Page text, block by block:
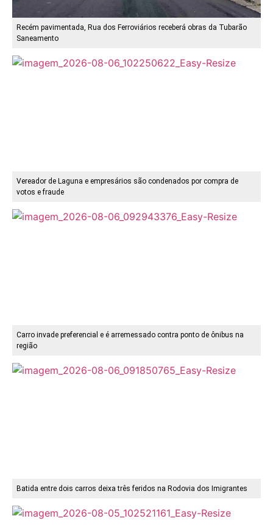
Recém pavimentada, Rua dos Ferroviários receberá obras da Tubarão
Saneamento
Vereador de Laguna e empresários são condenados por compra de
votos e fraude
Carro invade preferencial e é arremessado contra ponto de ônibus na
região
Batida entre dois carros deixa três feridos na Rodovia dos Imigrantes